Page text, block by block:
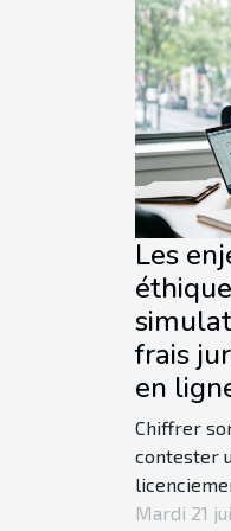
Les
frais
en
Chiffrer
contester
préparer
Mardi 21